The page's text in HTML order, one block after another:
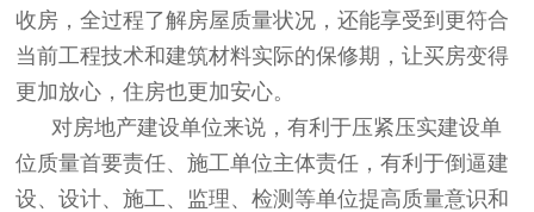
收房，全过程了解房屋质量状况，还能享受到更符合
当前工程技术和建筑材料实际的保修期，让买房变得
更加放心，住房也更加安心。
对房地产建设单位来说，有利于压紧压实建设单
位质量首要责任、施工单位主体责任，有利于倒逼建
设、设计、施工、监理、检测等单位提高质量意识和